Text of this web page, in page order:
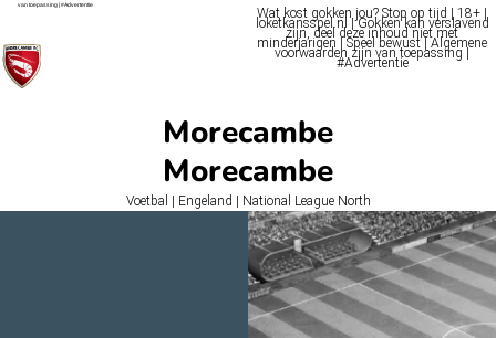
van toepassing | #Advertentie
Wat kost gokken jou? Stop op tijd | 18+ |
loketkansspel.nl | Gokken kan verslavend
zijn, deel deze inhoud niet met
minderjarigen | Speel bewust | Algemene
voorwaarden zijn van toepassing |
#Advertentie
Morecambe
Morecambe
Voetbal | Engeland | National League North